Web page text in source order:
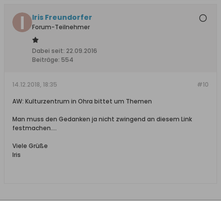
Iris Freundorfer
Forum-Teilnehmer
Dabei seit: 22.09.2016
Beiträge: 554
#10
14.12.2018, 18:35
AW: Kulturzentrum in Ohra bittet um Themen
Man muss den Gedanken ja nicht zwingend an diesem Link
festmachen....
Viele Grüße
Iris